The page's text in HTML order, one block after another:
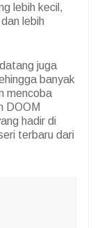
lebih kecil,
lebih
juga
banyak
mencoba
DOOM
hadir di
terbaru dari